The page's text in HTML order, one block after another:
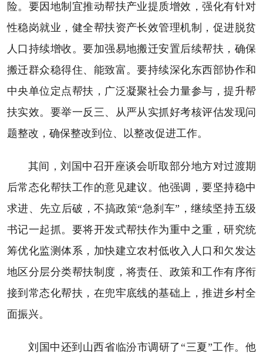
险。要因地制宜推动帮扶产业提质增效，强化有针对
性稳岗就业，健全帮扶资产长效管理机制，促进脱贫
人口持续增收。要加强易地搬迁安置后续帮扶，确保
搬迁群众稳得住、能致富。要持续深化东西部协作和
中央单位定点帮扶，广泛凝聚社会力量参与，提升帮
扶实效。要举一反三、从严从实抓好考核评估发现问
题整改，确保整改到位、以整改促进工作。
其间，刘国中召开座谈会听取部分地方对过渡期
后常态化帮扶工作的意见建议。他强调，要坚持稳中
求进、先立后破，不搞政策“急刹车”，继续坚持五级
书记一起抓。要将开发式帮扶作为重中之重，研究统
筹优化监测体系，加快建立农村低收入人口和欠发达
地区分层分类帮扶制度，将责任、政策和工作有序衔
接到常态化帮扶，在兜牢底线的基础上，推进乡村全
面振兴。
刘国中还到山西省临汾市调研了“三夏”工作。他